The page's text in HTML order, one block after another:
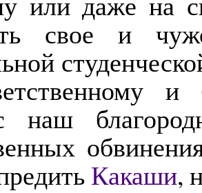
свое и
и
наш
Какаши,